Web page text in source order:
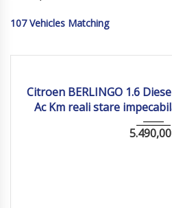
107 Vehicles Matching
Citroen BERLINGO 1.6
Ac Km reali stare
5.490,00